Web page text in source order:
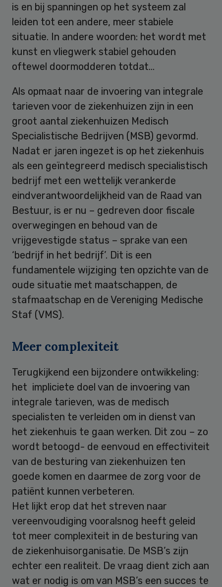
is en bij spanningen op het systeem zal
leiden tot een andere, meer stabiele
situatie. In andere woorden: het wordt met
kunst en vliegwerk stabiel gehouden
oftewel doormodderen totdat…
Als opmaat naar de invoering van integrale
tarieven voor de ziekenhuizen zijn in een
groot aantal ziekenhuizen Medisch
Specialistische Bedrijven (MSB) gevormd.
Nadat er jaren ingezet is op het ziekenhuis
als een geïntegreerd medisch specialistisch
bedrijf met een wettelijk verankerde
eindverantwoordelijkheid van de Raad van
Bestuur, is er nu – gedreven door fiscale
overwegingen en behoud van de
vrijgevestigde status – sprake van een
‘bedrijf in het bedrijf’. Dit is een
fundamentele wijziging ten opzichte van de
oude situatie met maatschappen, de
stafmaatschap en de Vereniging Medische
Staf (VMS).
Meer complexiteit
Terugkijkend een bijzondere ontwikkeling:
het impliciete doel van de invoering van
integrale tarieven, was de medisch
specialisten te verleiden om in dienst van
het ziekenhuis te gaan werken. Dit zou – zo
wordt betoogd- de eenvoud en effectiviteit
van de besturing van ziekenhuizen ten
goede komen en daarmee de zorg voor de
patiënt kunnen verbeteren.
Het lijkt erop dat het streven naar
vereenvoudiging vooralsnog heeft geleid
tot meer complexiteit in de besturing van
de ziekenhuisorganisatie. De MSB’s zijn
echter een realiteit. De vraag dient zich aan
wat er nodig is om van MSB’s een succes te